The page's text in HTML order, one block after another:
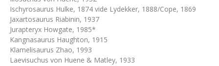
Ischyrosaurus Hulke, 1874 vide Lydekker, 1888/Cope, 1869
Jaxartosaurus Riabinin, 1937
Jurapteryx Howgate, 1985*
Kangnasaurus Haughton, 1915
Klamelisaurus Zhao, 1993
Laevisuchus von Huene & Matley, 1933